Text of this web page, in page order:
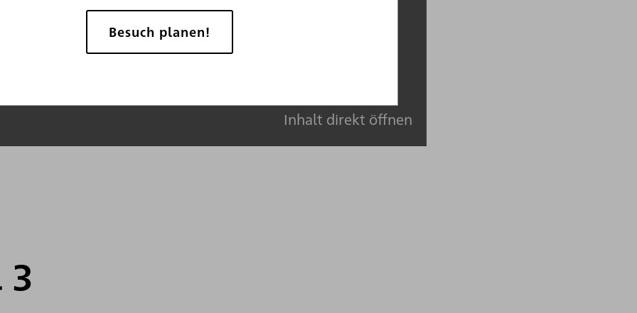
mehr in derDatenschutzerklärung von Podigee
Inhalt direkt öffnen
3
Besuch planen!